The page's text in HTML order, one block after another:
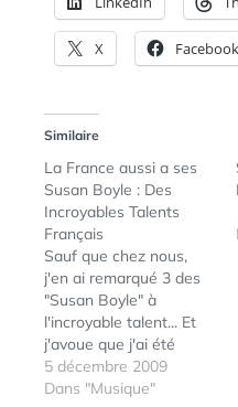
X Facebook
Similaire
La France aussi a ses
Susan Boyle : Des
Incroyables Talents
Français
Sauf que chez nous,
j'en ai remarqué 3 des
"Susan Boyle" à
l'incroyable talent... Et
j'avoue que j'ai été
absolument bluffé par
la prestation de cette
5 décembre 2009
Dans "Musique"